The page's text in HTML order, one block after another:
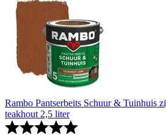
Rambo Pantserbeits Schuur & Tuinhuis
teakhout 2,5 liter